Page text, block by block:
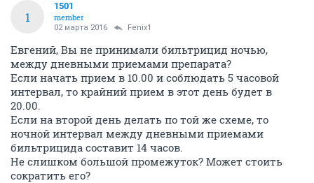
1
1501
member
02 марта 2016 Fenix1
Евгений, Вы не принимали бильтрицид ночью,
между дневными приемами препарата?
Если начать прием в 10.00 и соблюдать 5 часовой
интервал, то крайний прием в этот день будет в
20.00.
Если на второй день делать по той же схеме, то
ночной интервал между дневными приемами
бильтрицида составит 14 часов.
Не слишком большой промежуток? Может стоить
сократить его?